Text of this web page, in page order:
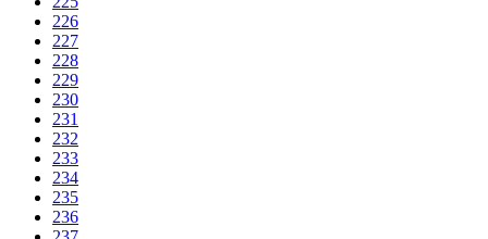
226
227
228
229
230
231
232
233
234
235
236